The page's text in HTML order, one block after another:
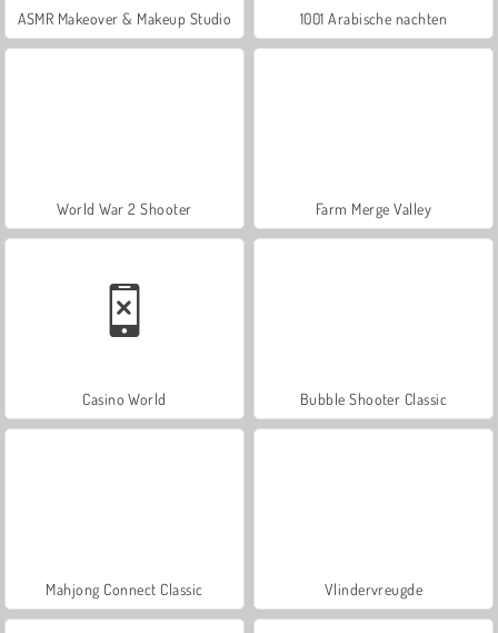
ASMR Makeover & Makeup Studio 1001 Arabische nachten
World War 2 Shooter Farm Merge Valley
Casino World Bubble Shooter Classic
Mahjong Connect Classic Vlindervreugde